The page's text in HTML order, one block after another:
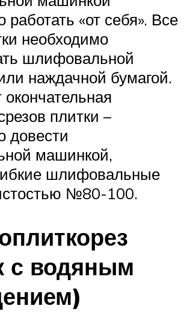
работать «от себя». Все
необходимо
шлифовальной
наждачной бумагой.
плитки –
довести
машинкой,
шлифовальные
№80-100.
с водяным